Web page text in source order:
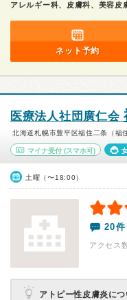
アレルギー科、皮膚科、美容皮
ネット予約
医療法人社団廣仁会
北海道札幌市豊平区福住二条（福
マイナ受付 (スマホ可)
土曜（〜18:00）
20件
アクセス
アトピー性皮膚炎につ